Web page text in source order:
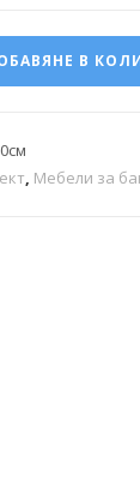
В
, Мебели за